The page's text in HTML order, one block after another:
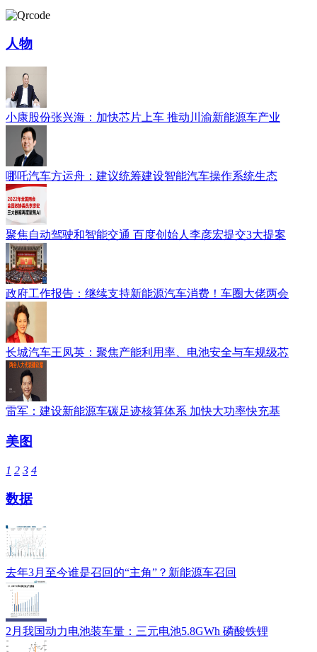
人物
小康股份张兴海：加快芯片上车 推动川渝新能源车产业
哪吒汽车方运舟：建议统筹建设智能汽车操作系统生态
聚焦自动驾驶和智能交通 百度创始人李彦宏提交3大提案
政府工作报告：继续支持新能源汽车消费！车圈大佬两会
长城汽车王凤英：聚焦产能利用率、电池安全与车规级芯
雷军：建设新能源车碳足迹核算体系 加快大功率快充基
美图
1 2 3 4
数据
去年3月至今谁是召回的“主角”？新能源车召回
2月我国动力电池装车量：三元电池5.8GWh 磷酸铁锂